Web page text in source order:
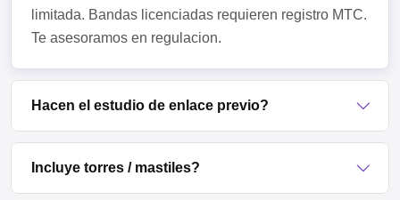
limitada. Bandas licenciadas requieren registro MTC.
Te asesoramos en regulacion.
Hacen el estudio de enlace previo?
Incluye torres / mastiles?